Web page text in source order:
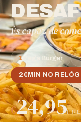
És capaz de
1 Mega Burger
20 MIN NO
€24,95